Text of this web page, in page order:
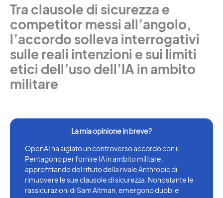
Tra clausole di sicurezza e
competitor messi all’angolo,
l’accordo solleva interrogativi
sulle reali intenzioni e sui limiti
etici dell’uso dell’IA in ambito
militare
OpenAI ha siglato un controverso accordo con il
Pentagono per fornire IA in ambito militare,
approfittando del rifiuto della rivale Anthropic di
rimuovere le sue clausole di sicurezza. Nonostante le
rassicurazioni di Sam Altman, emergono dubbi e